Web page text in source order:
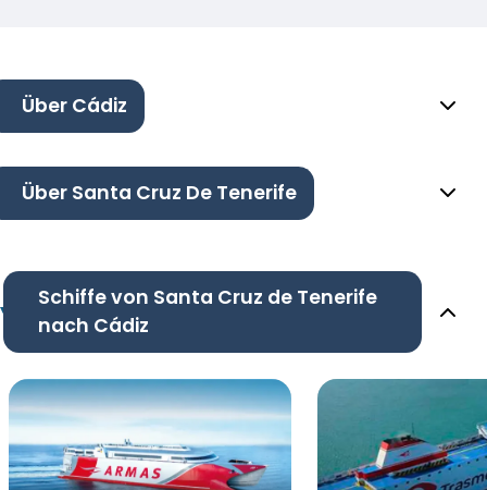
Über Cádiz
Über Santa Cruz De Tenerife
Schiffe von Santa Cruz de Tenerife
nach Cádiz